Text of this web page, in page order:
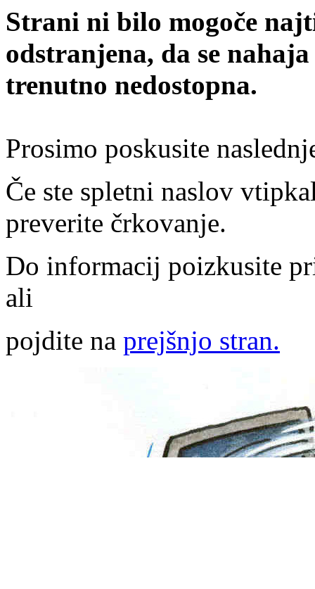
Strani ni bilo mogoče
odstranjena, da se
trenutno nedostopna.
Prosimo poskusite
Če ste spletni naslov
preverite črkovanje.
Do informacij poizkusite
ali
pojdite na prejšnjo stran.